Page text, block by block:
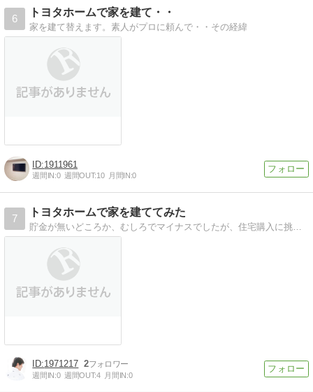
6
トヨタホームで家を建て・・
家を建て替えます。素人がプロに頼んで・・その経緯
1911961
週間IN:0 週間OUT:10 月間IN:0
7
トヨタホームで家を建ててみた
貯金が無いどころか、むしろでマイナスでしたが、住宅購入に挑戦してみました。住宅は決して生活必需品ではありませんが、住宅購入は一回経験してみると面白いです。
1971217 2
週間IN:0 週間OUT:4 月間IN:0